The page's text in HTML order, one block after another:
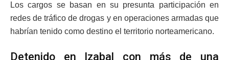
Los cargos se basan en su presunta participación en
redes de tráfico de drogas y en operaciones armadas que
habrían tenido como destino el territorio norteamericano.
Detenido en Izabal con más de una